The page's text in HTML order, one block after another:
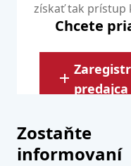
získať tak prístup
Chcete
predajca
Zostaňte
informovaní